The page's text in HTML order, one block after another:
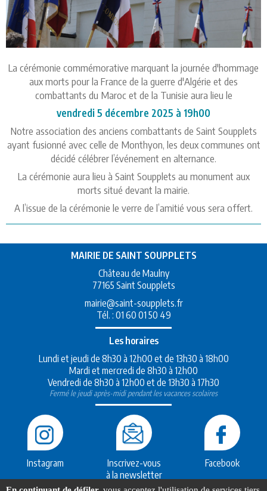
La cérémonie commémorative marquant la journée d'hommage
aux morts pour la France de la guerre d'Algérie et des
combattants du Maroc et de la Tunisie aura lieu le
vendredi 5 décembre 2025 à 19h00
Notre association des anciens combattants de Saint Soupplets
ayant fusionné avec celle de Monthyon, les deux communes ont
décidé célébrer l’événement en alternance.
La cérémonie aura lieu à Saint Soupplets au monument aux
morts situé devant la mairie.
A l’issue de la cérémonie le verre de l’amitié vous sera offert.
MAIRIE DE SAINT SOUPPLETS
Château de Maulny
77165 Saint Soupplets
mairie@saint-soupplets.fr
Tél. : 01 60 01 50 49
Les horaires
Lundi et jeudi de 8h30 à 12h00 et de 13h30 à 18h00
Mardi et mercredi de 8h30 à 12h00
Vendredi de 8h30 à 12h00 et de 13h30 à 17h30
Fermé le jeudi après-midi pendant les vacances scolaires
Instagram
Inscrivez-vous
à la newsletter
Facebook